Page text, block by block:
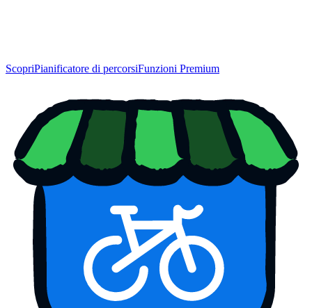
ScopriPianificatore di percorsiFunzioni Premium